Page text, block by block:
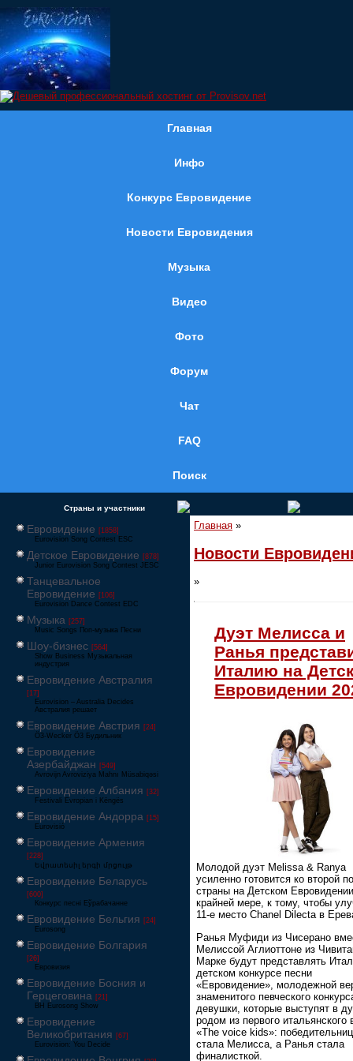
Главная
Инфо
Конкурс Евровидение
Новости Евровидения
Музыка
Видео
Фото
Форум
Чат
FAQ
Поиск
Страны и участники
Евровидение [1858]
Eurovision Song Contest ESC
Детское Евровидение [878]
Junior Eurovision Song Contest JESC
Танцевальное
Евровидение [106]
Eurovision Dance Contest EDC
Музыка [257]
Music Songs Поп-музыка Песни
Шоу-бизнес [564]
Show Business Музыкальная
индустрия
Евровидение Австралия
[17]
Eurovision – Australia Decides
Австралия решает
Евровидение Австрия [24]
Ö3-Wecker Ö3 Будильник
Евровидение
Азербайджан [549]
Avrovijn Avroviziya Mahnı Müsabiqəsi
Евровидение Албания [32]
Festivali Evropian i Këngës
Евровидение Андорра [15]
Eurovisió
Евровидение Армения
[228]
Եվրատեսիլ երգի մրցույթ
Евровидение Беларусь
[600]
Конкурс песні Еўрабачанне
Евровидение Бельгия [24]
Eurosong
Евровидение Болгария
[26]
Евровизия
Евровидение Босния и
Герцеговина [21]
BH Eurosong Show
Евровидение
Великобритания [67]
Eurovision: You Decide
Главная »
Новости
»
Дуэт Мелисса и
Ранья
Италию на
Евровидении
Молодой дуэт Melissa & Ranya
усиленно готовится ко второй
страны на Детском
крайней мере, к тому, чтобы
11-е место Chanel Dilecta в
Ранья Муфиди из Чисерано
Мелиссой Аглиоттоне из
Марке будут представлять
детском конкурсе песни
«Евровидение», молодежной
знаменитого певческого
девушки, которые выступят в
родом из первого итальянского
«The voice kids»:
стала Мелисса, а Ранья стала
финалисткой.